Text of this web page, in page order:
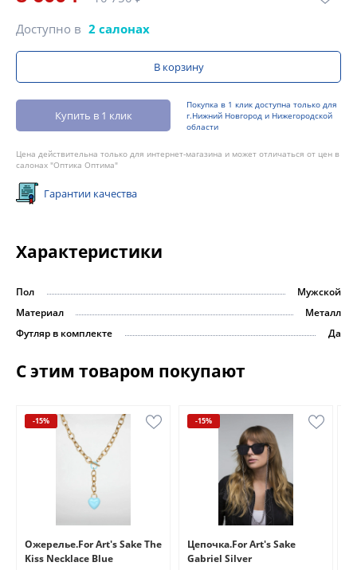
Доступно в 2 салонах
В корзину
Купить в 1 клик
Покупка в 1 клик доступна только для
г.Нижний Новгород и Нижегородской
области
Цена действительна только для интернет-магазина и может отличаться от цен в
салонах "Оптика Оптима"
Гарантии качества
Характеристики
Пол
Мужской
Материал
Металл
Футляр в комплекте
Да
С этим товаром покупают
-15%
Ожерелье.For Art's Sake The
Kiss Necklace Blue
-15%
Цепочка.For Art's Sake
Gabriel Silver